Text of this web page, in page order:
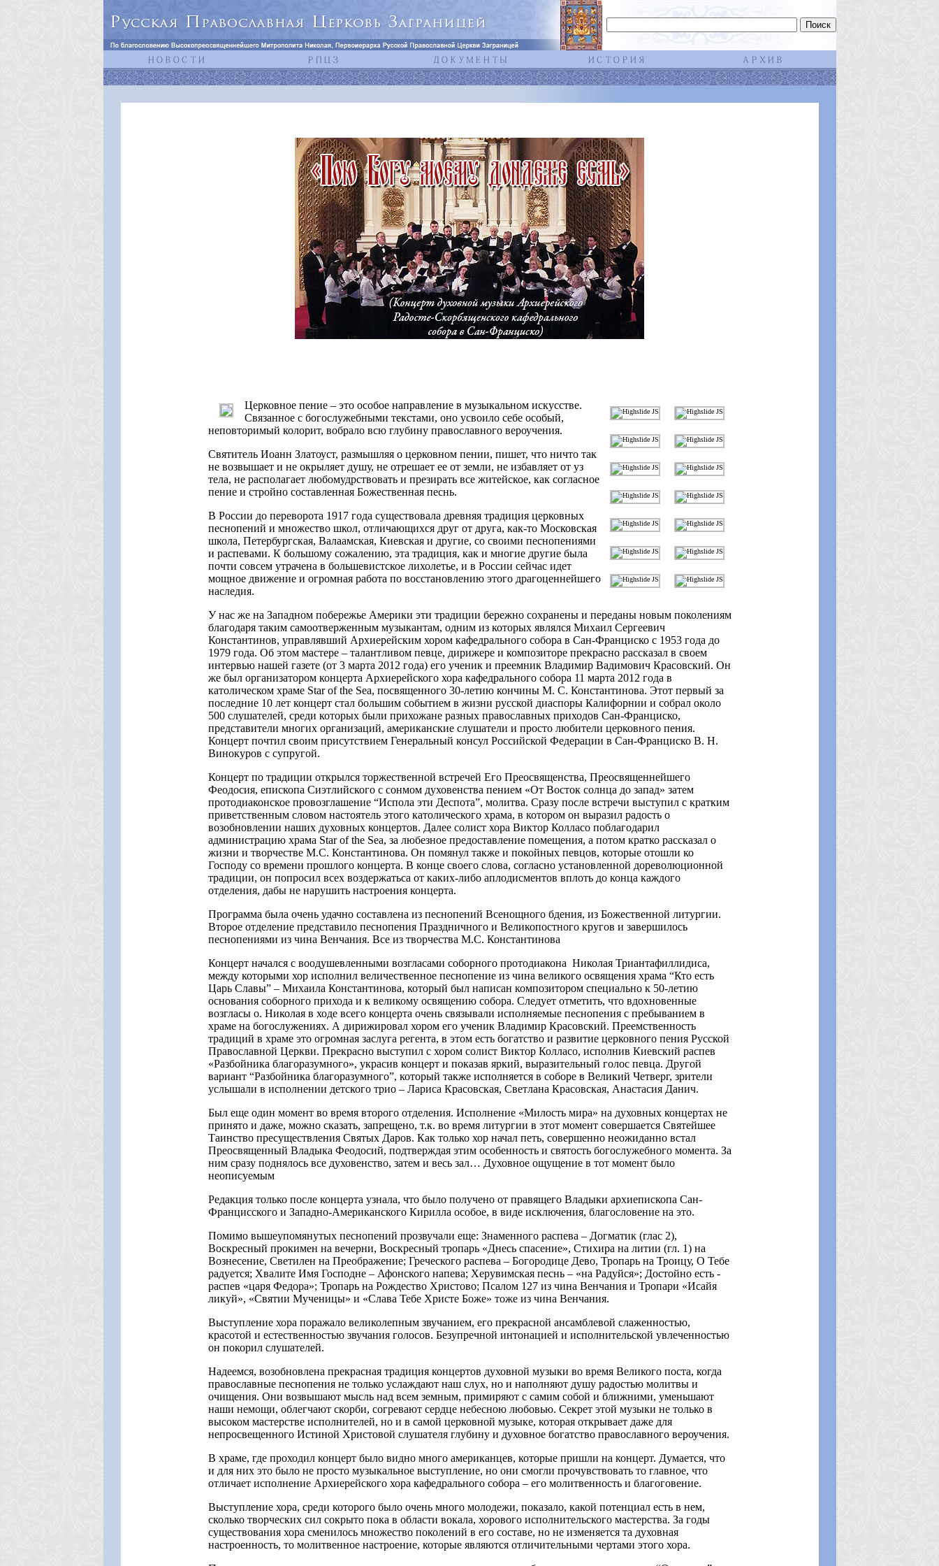
Церковное пение – это особое направление в музыкальном искусстве.
Связанное с богослужебными текстами, оно усвоило себе особый,
неповторимый колорит, вобрало всю глубину православного вероучения.
Святитель Иоанн Златоуст, размышляя о церковном пении, пишет, что ничто так
не возвышает и не окрыляет душу, не отрешает ее от земли, не избавляет от уз
тела, не располагает любомудрствовать и презирать все житейское, как согласное
пение и стройно составленная Божественная песнь.
В России до переворота 1917 года существовала древняя традиция церковных
песнопений и множество школ, отличающихся друг от друга, как-то Московская
школа, Петербургская, Валаамская, Киевская и другие, со своими песнопениями
и распевами. К большому сожалению, эта традиция, как и многие другие была
почти совсем утрачена в большевистское лихолетье, и в России сейчас идет
мощное движение и огромная работа по восстановлению этого драгоценнейшего
наследия.
У нас же на Западном побережье Америки эти традиции бережно сохранены и переданы новым поколениям
благодаря таким самоотверженным музыкантам, одним из которых являлся Михаил Сергеевич
Константинов, управлявший Архиерейским хором кафедрального собора в Сан-Франциско с 1953 года до
1979 года. Об этом мастере – талантливом певце, дирижере и композиторе прекрасно рассказал в своем
интервью нашей газете (от 3 марта 2012 года) его ученик и преемник Владимир Вадимович Красовский. Он
же был организатором концерта Архиерейского хора кафедрального собора 11 марта 2012 года в
католическом храме Star of the Sea, посвященного 30-летию кончины М. С. Константинова. Этот первый за
последние 10 лет концерт стал большим событием в жизни русской диаспоры Калифорнии и собрал около
500 слушателей, среди которых были прихожане разных православных приходов Сан-Франциско,
представители многих организаций, американские слушатели и просто любители церковного пения.
Концерт почтил своим присутствием Генеральный консул Российской Федерации в Сан-Франциско В. Н.
Винокуров с супругой.
Концерт по традиции открылся торжественной встречей Его Преосвященства, Преосвященнейшего
Феодосия, епископа Сиэтлийского с сонмом духовенства пением «От Восток солнца до запад» затем
протодиаконское провозглашение “Испола эти Деспота”, молитва. Сразу после встречи выступил с кратким
приветственным словом настоятель этого католического храма, в котором он выразил радость о
возобновлении наших духовных концертов. Далее солист хора Виктор Колласо поблагодарил
администрацию храма Star of the Sea, за любезное предоставление помещения, а потом кратко рассказал о
жизни и творчестве М.С. Константинова. Он помянул также и покойных певцов, которые отошли ко
Господу со времени прошлого концерта. В конце своего слова, согласно установленной дореволюционной
традиции, он попросил всех воздержатьса от каких-либо аплодисментов вплоть до конца каждого
отделения, дабы не нарушить настроения концерта.
Программа была очень удачно составлена из песнопений Всенощного бдения, из Божественной литургии.
Второе отделение представило песнопения Праздничного и Великопостного кругов и завершилось
песнопениями из чина Венчания. Все из творчества М.С. Константинова
Концерт начался с воодушевленными возгласами соборного протодиакона Николая Триантафиллидиса,
между которыми хор исполнил величественное песнопение из чина великого освящения храма “Кто есть
Царь Славы” – Михаила Константинова, который был написан композитором специально к 50-летию
основания соборного прихода и к великому освящению собора. Следует отметить, что вдохновенные
возгласы о. Николая в ходе всего концерта очень связывали исполняемые песнопения с пребыванием в
храме на богослужениях. А дирижировал хором его ученик Владимир Красовский. Преемственность
традиций в храме это огромная заслуга регента, в этом есть богатство и развитие церковного пения Русской
Православной Церкви. Прекрасно выступил с хором солист Виктор Колласо, исполнив Киевский распев
«Разбойника благоразумного», украсив концерт и показав яркий, выразительный голос певца. Другой
вариант “Разбойника благоразумного”, который также исполняется в соборе в Великий Четверг, зрители
услышали в исполнении детского трио – Лариса Красовская, Светлана Красовская, Анастасия Данич.
Был еще один момент во время второго отделения. Исполнение «Милость мира» на духовных концертах не
принято и даже, можно сказать, запрещено, т.к. во время литургии в этот момент совершается Святейшее
Таинство пресуществления Святых Даров. Как только хор начал петь, совершенно неожиданно встал
Преосвященный Владыка Феодосий, подтверждая этим особенность и святость богослужебного момента. За
ним сразу поднялось все духовенство, затем и весь зал… Духовное ощущение в тот момент было
неописуемым
Редакция только после концерта узнала, что было получено от правящего Владыки архиепископа Сан-
Францисского и Западно-Американского Кирилла особое, в виде исключения, благословение на это.
Помимо вышеупомянутых песнопений прозвучали еще: Знаменного распева – Догматик (глас 2),
Воскресный прокимен на вечерни, Воскресный тропарь «Днесь спасение», Стихира на литии (гл. 1) на
Вознесение, Светилен на Преображение; Греческого распева – Богородице Дево, Тропарь на Троицу, О Тебе
радуется; Хвалите Имя Господне – Афонского напева; Херувимская песнь – «на Радуйся»; Достойно есть -
распев «царя Федора»; Тропарь на Рождество Христово; Псалом 127 из чина Венчания и Тропари «Исайя
ликуй», «Святии Мученицы» и «Слава Тебе Христе Боже» тоже из чина Венчания.
Выступление хора поражало великолепным звучанием, его прекрасной ансамблевой слаженностью,
красотой и естественностью звучания голосов. Безупречной интонацией и исполнительской увлеченностью
он покорил слушателей.
Надеемся, возобновлена прекрасная традиция концертов духовной музыки во время Великого поста, когда
православные песнопения не только услаждают наш слух, но и наполняют душу радостью молитвы и
очищения. Они возвышают мысль над всем земным, примиряют с самим собой и ближними, уменьшают
наши немощи, облегчают скорби, согревают сердце небесною любовью. Секрет этой музыки не только в
высоком мастерстве исполнителей, но и в самой церковной музыке, которая открывает даже для
непросвещенного Истиной Христовой слушателя глубину и духовное богатство православного вероучения.
В храме, где проходил концерт было видно много американцев, которые пришли на концерт. Думается, что
и для них это было не просто музыкальное выступление, но они смогли прочувствовать то главное, что
отличает исполнение Архиерейского хора кафедрального собора – его молитвенность и благоговение.
Выступление хора, среди которого было очень много молодежи, показало, какой потенциал есть в нем,
сколько творческих сил сокрыто пока в области вокала, хорового исполнительского мастерства. За годы
существования хора сменилось множество поколений в его составе, но не изменяется та духовная
настроенность, то молитвенное настроение, которые являются отличительными чертами этого хора.